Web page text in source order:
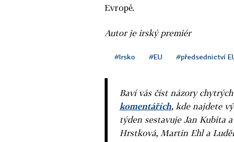
Evropě.
Autor je irský premiér
#Irsko #EU #předsednictví
Baví vás číst názory
komentářích, kde najdete
týden sestavuje Jan Kubita
Hrstková, Martin Ehl a